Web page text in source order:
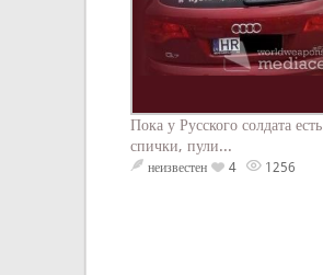
Пока у Русского солдата есть
спички, пули...
неизвестен 4 1256